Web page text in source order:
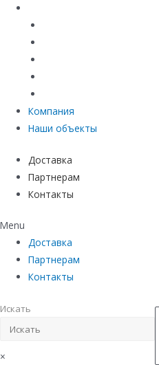
Компания
Наши объекты
Доставка
Партнерам
Контакты
Menu
Доставка
Партнерам
Контакты
Искать
×